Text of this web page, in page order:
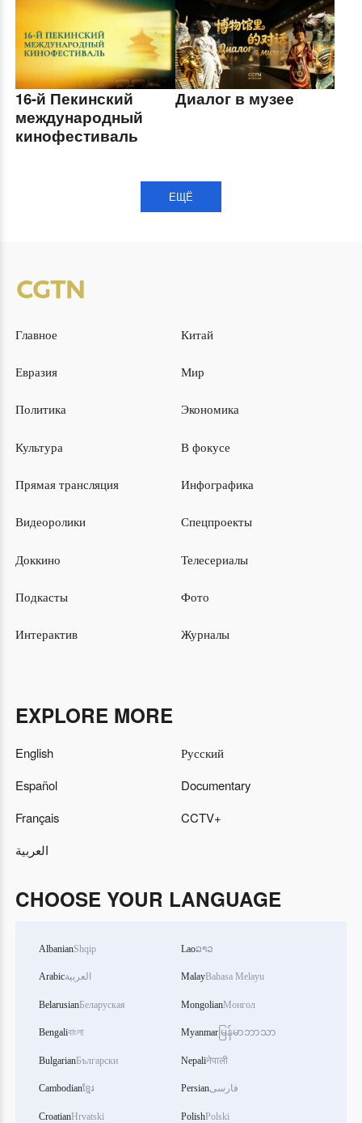
16-й Пекинский
международный
кинофестиваль
Диалог в музее
ЕЩЁ
Главное Китай
Евразия Мир
Политика Экономика
Культура В фокусе
Прямая трансляция Инфографика
Видеоролики Спецпроекты
Доккино Телесериалы
Подкасты Фото
Интерактив Журналы
EXPLORE MORE
English
Español
Français
العربية
Русский
Documentary
CCTV+
CHOOSE YOUR LANGUAGE
AlbanianShqip
Arabicالعربية
BelarusianБеларуская
Bengaliবাংলা
BulgarianБългарски
Cambodianខ្មែរ
CroatianHrvatski
Laoລາວ
MalayBahasa Melayu
MongolianМонгол
Myanmar မြန်မာဘာသာ
Nepaliनेपाली
Persianفارسی
PolishPolski